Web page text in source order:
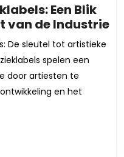
Een Blik
van de IndustrieDe
De sleutel tot artistieke
spelen een
door artiesten te
en het